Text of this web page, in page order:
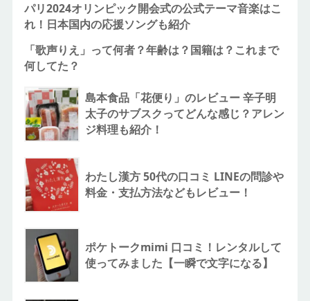
パリ2024オリンピック開会式の公式テーマ音楽はこ
れ！日本国内の応援ソングも紹介
「歌声りえ」って何者？年齢は？国籍は？これまで
何してた？
島本食品「花便り」のレビュー 辛子明
太子のサブスクってどんな感じ？アレン
ジ料理も紹介！
わたし漢方 50代の口コミ LINEの問診や
料金・支払方法などもレビュー！
ポケトークmimi 口コミ！レンタルして
使ってみました【一瞬で文字になる】